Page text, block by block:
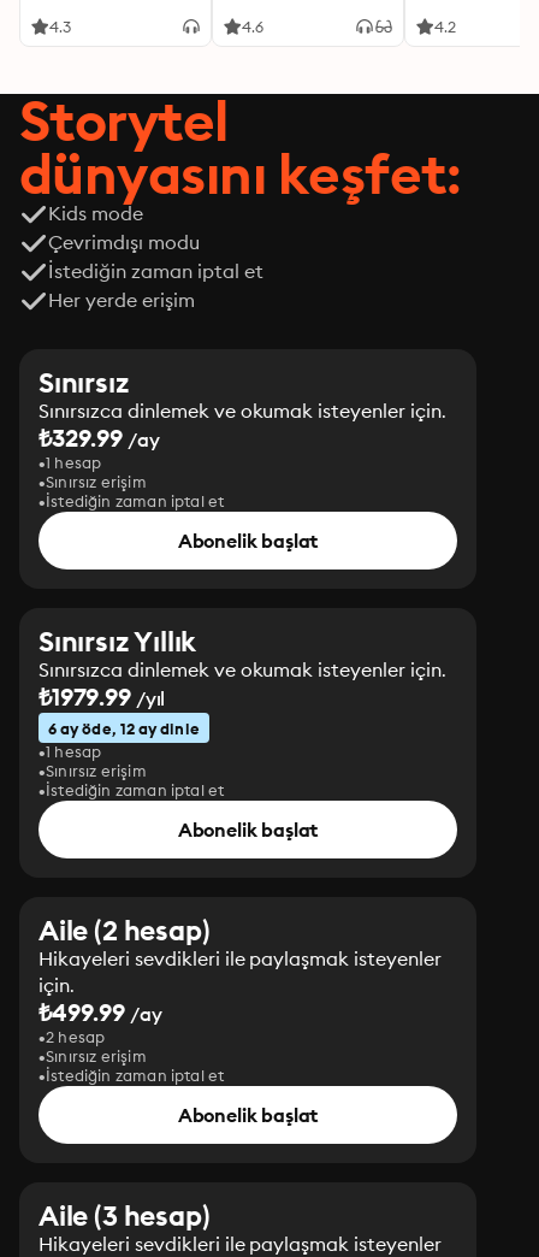
4.3 4.6 4.2
Storytel
dünyasını keşfet:
Kids mode
Çevrimdışı modu
İstediğin zaman iptal et
Her yerde erişim
Sınırsız
Sınırsızca dinlemek ve okumak isteyenler için.
₺329.99 /ay
1 hesap
Sınırsız erişim
İstediğin zaman iptal et
Abonelik başlat
Sınırsız Yıllık
Sınırsızca dinlemek ve okumak isteyenler için.
₺1979.99/yıl
6 ay öde, 12 ay dinle
1 hesap
Sınırsız erişim
İstediğin zaman iptal et
Abonelik başlat
Aile (2 hesap)
Hikayeleri sevdikleri ile paylaşmak isteyenler
için.
₺499.99 /ay
2 hesap
Sınırsız erişim
İstediğin zaman iptal et
Abonelik başlat
Aile (3 hesap)
Hikayeleri sevdikleri ile paylaşmak isteyenler